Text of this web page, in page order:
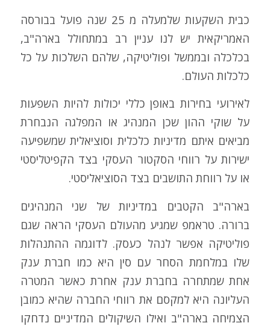
כבית השקעות שלמעלה מ 25 שנה פועל בבורסה
האמריקאית יש לנו עניין רב במתחולל בארה"ב,
בכלכלה ובממשל ופוליטיקה, שלהם השלכות על כל
כלכלות העולם.
לאירועי בחירות באופן כללי יכולות להיות השפעות
על שוקי ההון שכן המנהיג או המפלגה הנבחרת
מביאים איתם מדיניות כלכלית וסוציאלית שמשפיעה
ישירות על רווחי הסקטור העסקי בצד הקפיטליסטי
או על רווחת התושבים בצד הסוציאליסטי.
בארה"ב הקטבים במדיניות של שני המנהיגים
ברורה. טראמפ שמגיע מהעולם העסקי הראה שגם
פוליטיקה אפשר לנהל כעסק. לדוגמה ההתנהלות
שלו במלחמת הסחר עם סין היא כמו חברת ענק
אחת שמתחרה בחברת ענק אחרת כאשר המטרה
העליונה היא למקסם את רווחי החברה שהיא כמובן
הצמיחה בארה"ב ואילו השיקולים המדיניים נדחקו